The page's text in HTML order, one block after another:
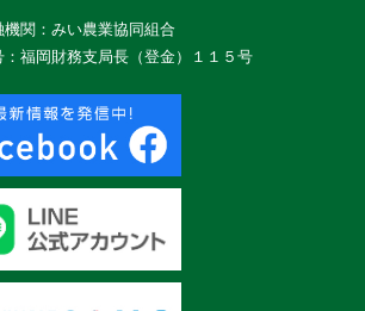
機関：みい農業協同組合
：福岡財務支局長（登金）１１５号